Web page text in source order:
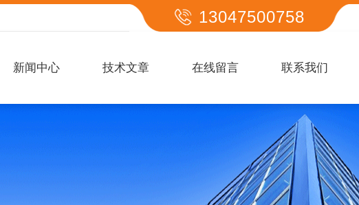
13047500758
新闻中心 技术文章 在线留言 联系我们